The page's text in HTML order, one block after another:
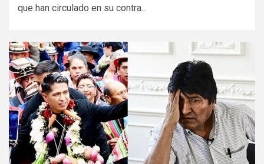
que han circulado en su contra...